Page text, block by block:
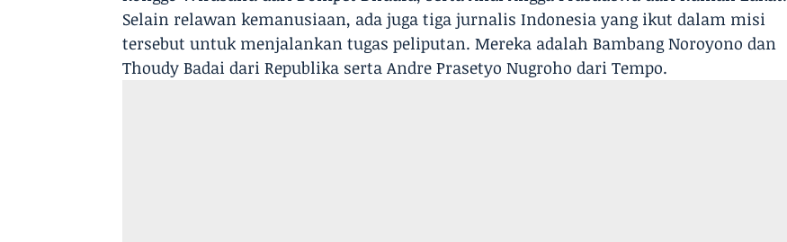
Selain relawan kemanusiaan, ada juga tiga jurnalis Indonesia yang ikut dalam misi
tersebut untuk menjalankan tugas peliputan. Mereka adalah Bambang Noroyono dan
Thoudy Badai dari Republika serta Andre Prasetyo Nugroho dari Tempo.